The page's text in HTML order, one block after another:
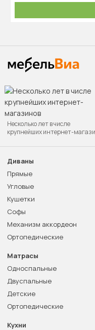
Несколько лет в числе
крупнейших интернет-
Диваны
Прямые
Угловые
Кушетки
Софы
Механизм аккордеон
Ортопедические
Матрасы
Односпальные
Двуспальные
Детские
Ортопедические
Кухни